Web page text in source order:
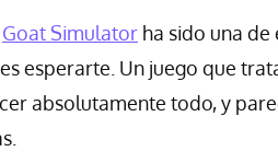
Goat Simulator ha sido una
esperarte. Un juego que
absolutamente todo, y